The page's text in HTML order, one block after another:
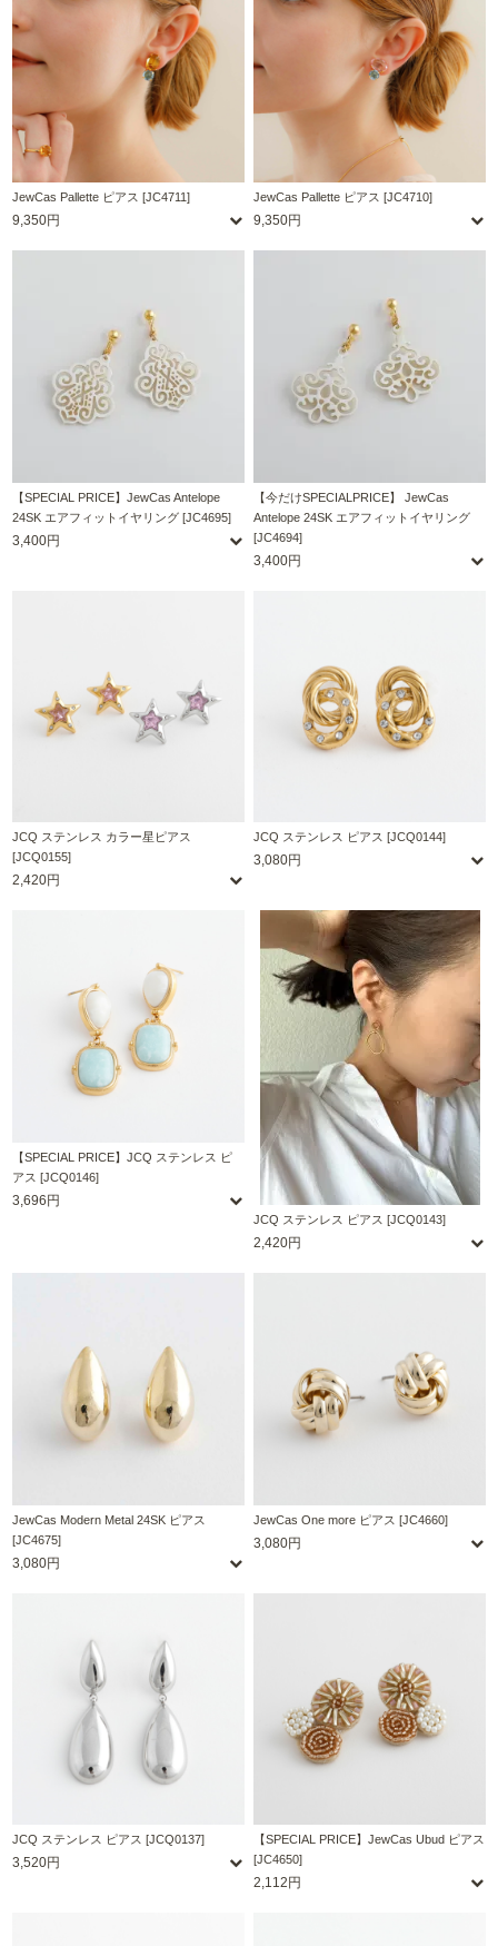
JewCas Pallette ピアス [JC4711]
9,350円
JewCas Pallette ピアス [JC4710]
9,350円
【SPECIAL PRICE】JewCas Antelope
24SK エアフィットイヤリング [JC4695]
3,400円
【今だけSPECIALPRICE】 JewCas
Antelope 24SK エアフィットイヤリング
[JC4694]
3,400円
JCQ ステンレス カラー星ピアス
[JCQ0155]
2,420円
JCQ ステンレス ピアス [JCQ0144]
3,080円
【SPECIAL PRICE】JCQ ステンレス ピ
アス [JCQ0146]
3,696円
JCQ ステンレス ピアス [JCQ0143]
2,420円
JewCas Modern Metal 24SK ピアス
[JC4675]
3,080円
JewCas One more ピアス [JC4660]
3,080円
JCQ ステンレス ピアス [JCQ0137]
3,520円
【SPECIAL PRICE】JewCas Ubud ピアス
[JC4650]
2,112円